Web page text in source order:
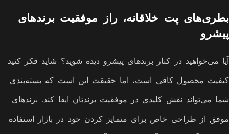
بطری‌های پت خلاقانه، راز موفقیت برندهای
پیشرو
آیا می‌خواهید در کنار برندهای پیشرو دیده شوید؟ شاید فکر کنید
کیفیت محصول کافی است، اما حقیقت این است که بسته‌بندی
شما می‌تواند نقش کلیدی در موفقیت برندتان ایفا کند. برندهای
موفق از طراحی خاص برای متمایز کردن خود در بازار استفاده